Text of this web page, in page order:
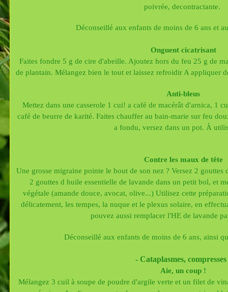
poivrée, decontractante.
Déconseillé aux enfants de moins de 6 ans et
Onguent cicatrisant
Faites fondre 5 g de cire d'abeille. Ajoutez hors du feu 25 g de
de plantain. Mélangez bien le tout et laissez refroidir A appliquer
Anti-bleus
Mettez dans une casserole 1 cui! a café de macérât d'arnica, 1
café de beurre de karité. Faites chauffer au bain-marie sur feu
a fondu, versez dans un pot. À
Contre les maux de tête
Une grosse migraine pointe le bout de son nez ? Versez 2
2 gouttes d huile essentielle de lavande dans un petit bol, et
végétale (amande douce, avocat, olive...) Utilisez cette
délicatement, les tempes, la nuque et le plexus solaire, en
pouvez aussi remplacer l'HE de lavande
Déconseillé aux enfants de moins de 6 ans, ainsi
- Cataplasmes, compresses
Aie, un coup !
Mélangez 3 cuil à soupe de poudre d'argile verte et un filet de